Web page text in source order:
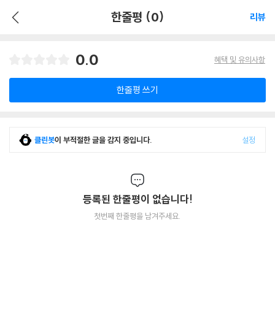
한줄평 (0) 리뷰
0.0 혜택 및 유의사항
한줄평 쓰기
클린봇이 부적절한 글을 감지 중입니다. 설정
등록된 한줄평이 없습니다!
첫번째 한줄평을 남겨주세요.